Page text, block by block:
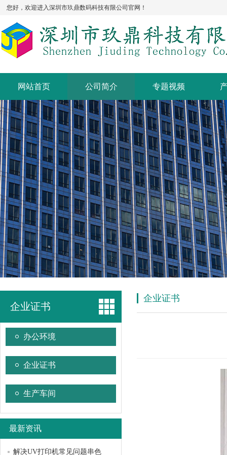
您好，欢迎进入深圳市玖鼎数码科技有限公司官网！
网站首页 公司简介 专题视频
企业证书
办公环境
企业证书
生产车间
最新资讯
解决UV打印机常见问题串色
企业证书